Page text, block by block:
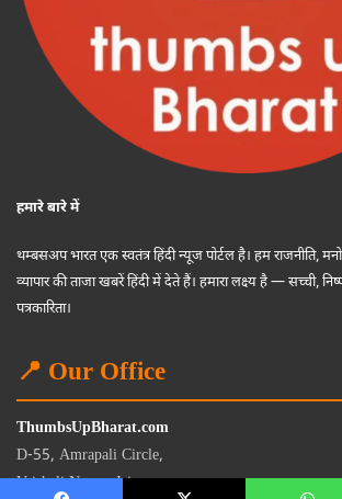
हमारे बारे में
थम्बसअप भारत एक स्वतंत्र हिंदी न्यूज पोर्टल है। हम राजनीति,
व्यापार की ताजा खबरें हिंदी में देते हैं। हमारा लक्ष्य है — सच्ची,
पत्रकारिता।
📍 Our Office
ThumbsUpBharat.com
D-55, Amrapali Circle,
Vaishali Nagar, Jaipur